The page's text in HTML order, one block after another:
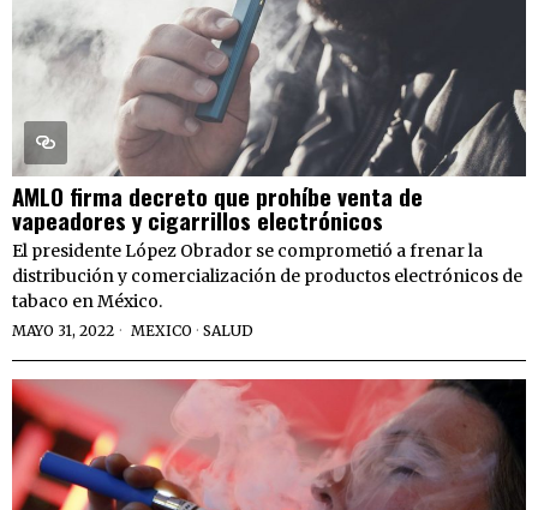
AMLO firma decreto que prohíbe venta de
vapeadores y cigarrillos electrónicos
El presidente López Obrador se comprometió a frenar la
distribución y comercialización de productos electrónicos de
tabaco en México.
MAYO 31, 2022 MEXICO · SALUD